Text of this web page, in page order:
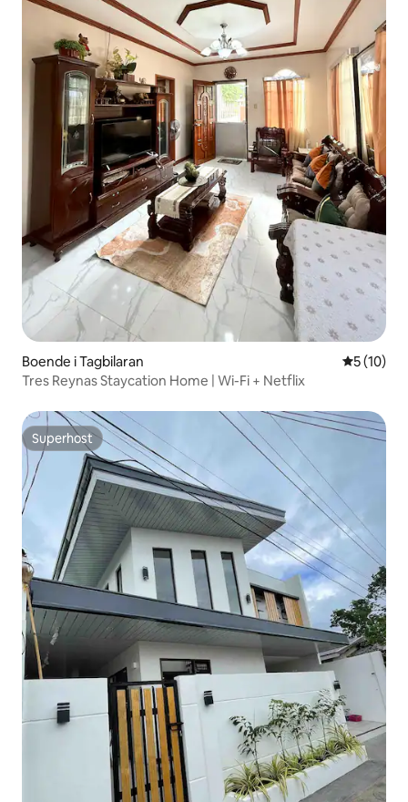
Boende i Tagbilaran 5 av 5 i
5 (10)
Tres Reynas Staycation Home | Wi-Fi + Netflix
Superhost
Superhost